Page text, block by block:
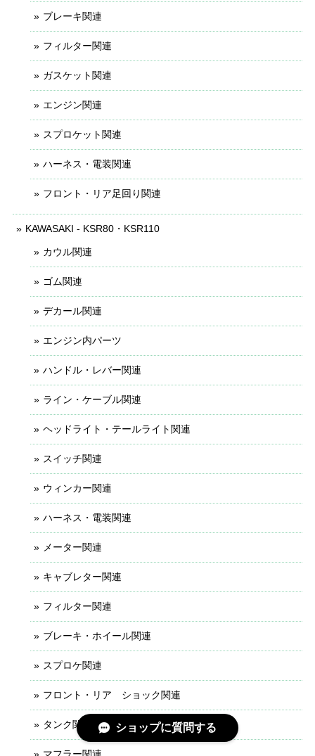
ブレーキ関連
フィルター関連
ガスケット関連
エンジン関連
スプロケット関連
ハーネス・電装関連
フロント・リア足回り関連
KAWASAKI - KSR80・KSR110
カウル関連
ゴム関連
デカール関連
エンジン内パーツ
ハンドル・レバー関連
ライン・ケーブル関連
ヘッドライト・テールライト関連
スイッチ関連
ウィンカー関連
ハーネス・電装関連
メーター関連
キャブレター関連
フィルター関連
ブレーキ・ホイール関連
スプロケ関連
フロント・リア ショック関連
タンク関連 ショップに質問する